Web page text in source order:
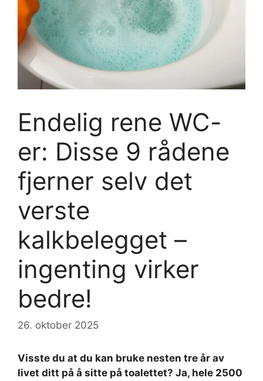
Endelig rene WC-
er: Disse 9 rådene
fjerner selv det
verste
kalkbelegget –
ingenting virker
bedre!
26. oktober 2025
Visste du at du kan bruke nesten tre år av
livet ditt på å sitte på toalettet? Ja, hele 2500